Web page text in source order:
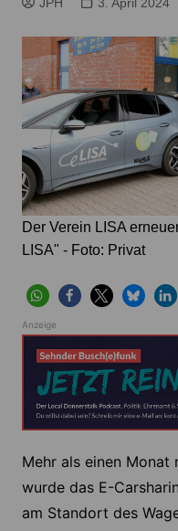
Der Verein LISA
LISA" - Foto: Privat
Anzeige
Mehr als einen
wurde das E-
am Standort des